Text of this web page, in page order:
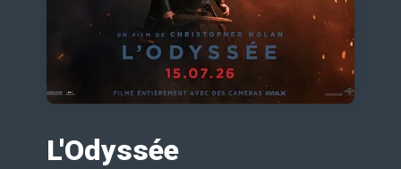
L'Odyssée